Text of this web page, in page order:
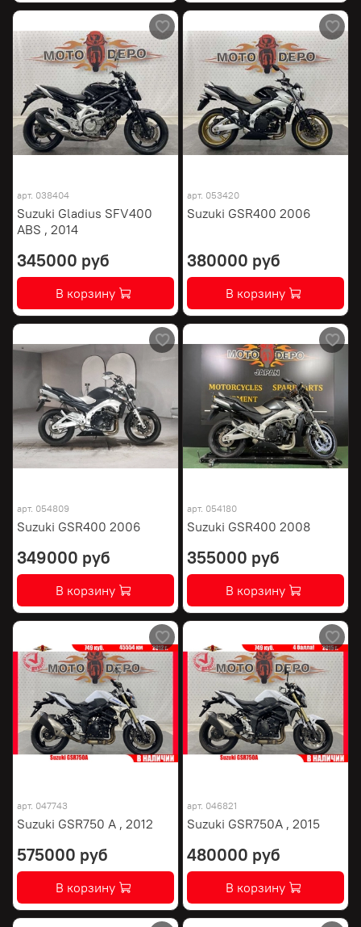
арт. 038404
Suzuki Gladius SFV400
ABS , 2014
345000 руб
В корзину
арт. 053420
Suzuki GSR400 2006
380000 руб
В корзину
арт. 054809
Suzuki GSR400 2006
349000 руб
В корзину
арт. 054180
Suzuki GSR400 2008
355000 руб
В корзину
арт. 047743
Suzuki GSR750 A , 2012
575000 руб
В корзину
арт. 046821
Suzuki GSR750A , 2015
480000 руб
В корзину